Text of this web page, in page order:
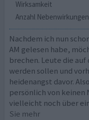
Wirksamkeit
Anzahl Nebenwirkungen
Nachdem ich nun
AM gelesen habe,
brechen. Leute die
werden sollen und
heidenangst davor.
persönlich von
vielleicht noch über
Sie mehr